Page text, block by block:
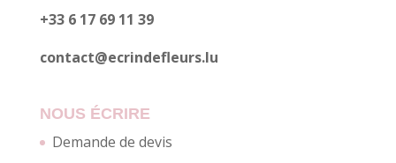
+33 6 17 69 11 39
contact@ecrindefleurs.lu
NOUS ÉCRIRE
Demande de devis